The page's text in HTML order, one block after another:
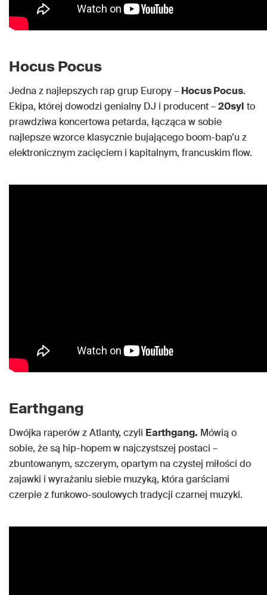
Hocus Pocus
Jedna z najlepszych rap grup Europy – Hocus Pocus.
Ekipa, której dowodzi genialny DJ i producent –20syl to
prawdziwa koncertowa petarda, łącząca w sobie
najlepsze wzorce klasycznie bujającego boom-bap’u z
elektronicznym zacięciem i kapitalnym, francuskim flow.
Earthgang
Dwójka raperów z Atlanty, czyli Earthgang. Mówią o
sobie, że są hip-hopem w najczystszej postaci –
zbuntowanym, szczerym, opartym na czystej miłości do
zajawki i wyrażaniu siebie muzyką, która garściami
czerpie z funkowo-soulowych tradycji czarnej muzyki.